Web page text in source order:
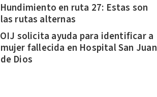
Hundimiento en ruta 27: Estas son
las rutas alternas
OIJ solicita ayuda para identificar a
mujer fallecida en Hospital San Juan
de Dios